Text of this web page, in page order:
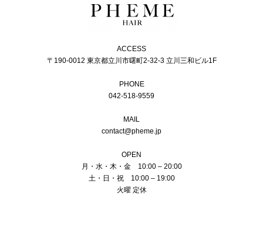
ACCESS
〒190-0012 東京都立川市曙町2-32-3 立川三和ビル1F
PHONE
042-518-9559
MAIL
contact@pheme.jp
OPEN
月・水・木・金 10:00 – 20:00
土・日・祝 10:00 – 19:00
火曜 定休